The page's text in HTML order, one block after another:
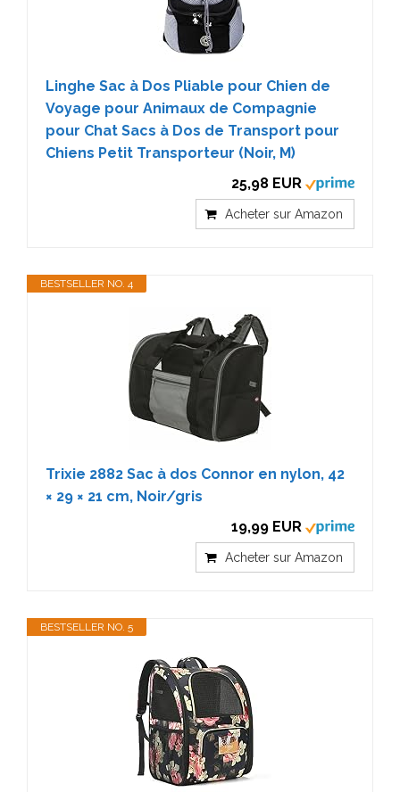
Linghe Sac à Dos Pliable pour Chien de
Voyage pour Animaux de Compagnie
pour Chat Sacs à Dos de Transport pour
Chiens Petit Transporteur (Noir, M)
25,98 EUR
Acheter sur Amazon
BESTSELLER NO. 4
Trixie 2882 Sac à dos Connor en nylon, 42
× 29 × 21 cm, Noir/gris
19,99 EUR
Acheter sur Amazon
BESTSELLER NO. 5